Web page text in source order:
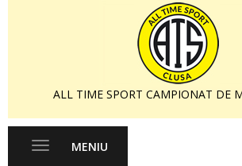
ALL TIME SPORT CAMPIONAT DE
Toggle
MENIU